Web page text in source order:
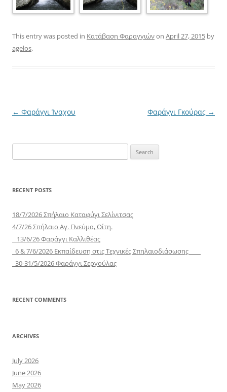
This entry was posted in Κατάβαση Φαραγγιώνon April 27, 2015 by
agelos.
Post
← Φαράγγι Ίναχου Φαράγγι Γκούρας →
for:
RECENT POSTS
18/7/2026 Σπήλαιο Καταφύγι Σελίνιτσας
4/7/26 Σπήλαιο Αγ. Πνεύμα, Οίτη.
13/6/26 Φαράγγι Καλλιθέας
6 & 7/6/2026 Εκπαίδευση στις Τεχνικές Σπηλαιοδιάσωσης
30-31/5/2026 Φαράγγι Σεργούλας
RECENT COMMENTS
ARCHIVES
July 2026
June 2026
May 2026